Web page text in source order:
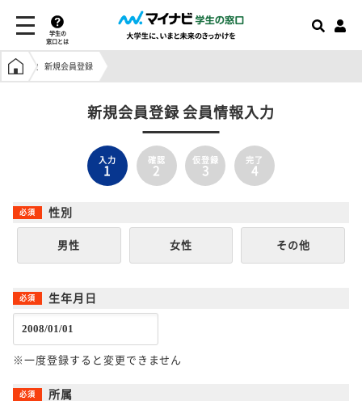
学生の
窓口とは
学生の窓口トップ
新規会員登録
新規会員登録 会員情報入力
入力
1
確認
2
仮登録
3
完了
4
性別
男性 女性 その他
生年月日
※一度登録すると変更できません
所属